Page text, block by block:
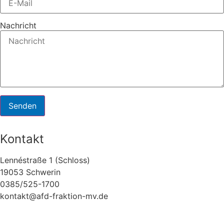
Nachricht
Senden
Kontakt
Lennéstraße 1 (Schloss)
19053 Schwerin
0385/525-1700
kontakt@afd-fraktion-mv.de